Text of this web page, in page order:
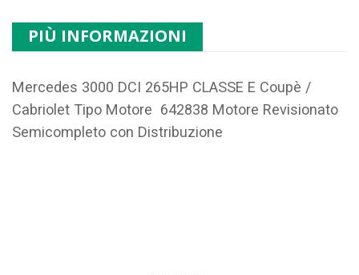
PIÙ INFORMAZIONI
Mercedes 3000 DCI 265HP CLASSE E Coupè /
Cabriolet Tipo Motore 642838 Motore Revisionato
Semicompleto con Distribuzione